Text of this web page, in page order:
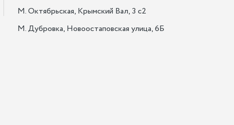
М. Октябрьская, Крымский Вал, 3 с2
М. Дубровка, Новоостаповская улица, 6Б